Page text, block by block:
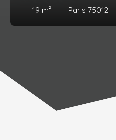
19 m² Paris 75012